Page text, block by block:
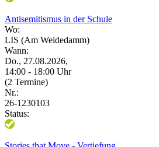
Antisemitismus in der Schule
Wo:
LIS (Am Weidedamm)
Wann:
Do., 27.08.2026,
14:00 - 18:00 Uhr
(2 Termine)
Nr.:
26-1230103
Status: